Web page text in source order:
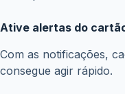
consegue agir rápido.